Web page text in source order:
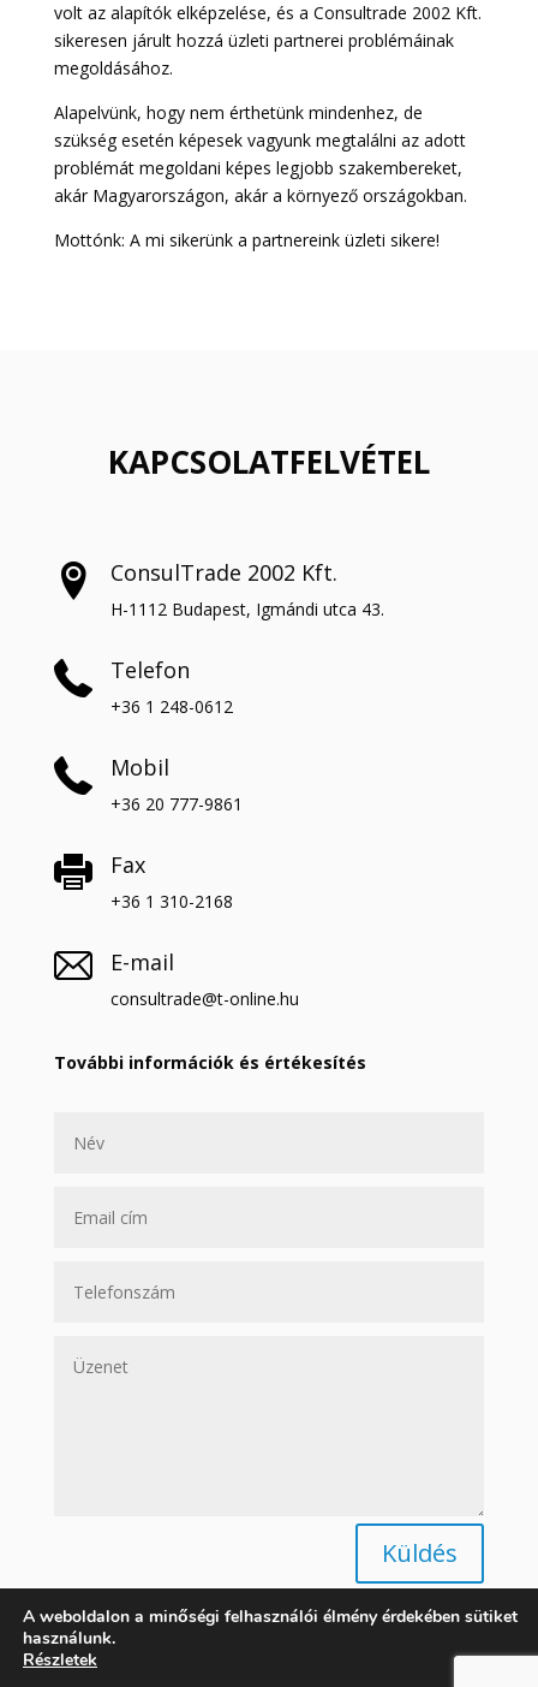
volt az alapítók elképzelése, és a Consultrade 2002 Kft.
sikeresen járult hozzá üzleti partnerei problémáinak
megoldásához.
Alapelvünk, hogy nem érthetünk mindenhez, de
szükség esetén képesek vagyunk megtalálni az adott
problémát megoldani képes legjobb szakembereket,
akár Magyarországon, akár a környező országokban.
Mottónk: A mi sikerünk a partnereink üzleti sikere!
KAPCSOLATFELVÉTEL
ConsulTrade 2002 Kft.
H-1112 Budapest, Igmándi utca 43.
Telefon
+36 1 248-0612
Mobil
+36 20 777-9861
Fax
+36 1 310-2168
E-mail
consultrade@t-online.hu
További információk és értékesítés
Küldés
A weboldalon a minőségi felhasználói élmény érdekében sütiket
használunk.
Részletek